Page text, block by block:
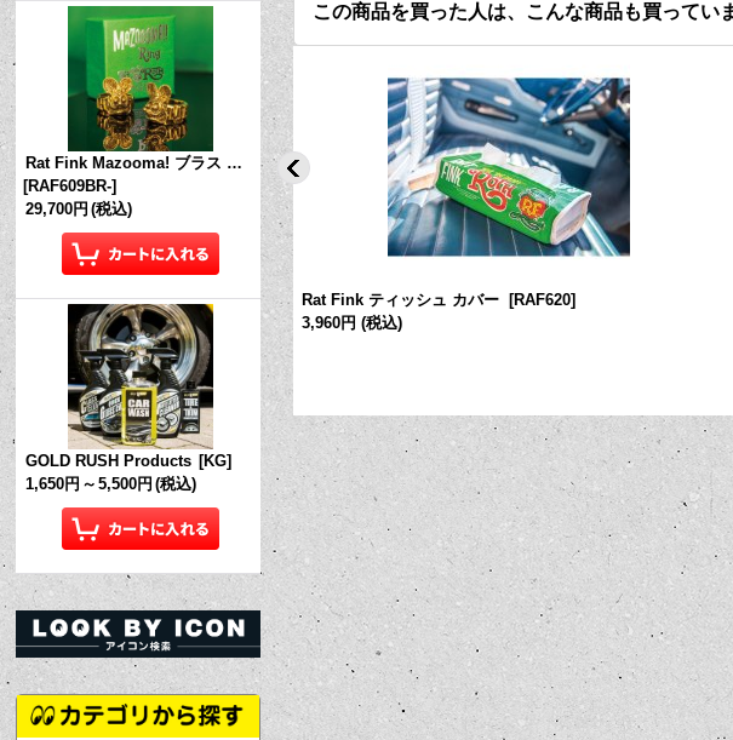
Rat Fink Mazooma! ブラス リング
[RAF609BR-]
29,700円 (税込)
GOLD RUSH Products [KG]
1,650円 ～ 5,500円 (税込)
この商品を買った人は、こんな商品も買ってい
ソックス [RAF623] Rat Fink ティッシュ カバー [RAF620]
3,960円 (税込)